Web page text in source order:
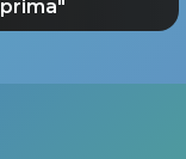
prima"